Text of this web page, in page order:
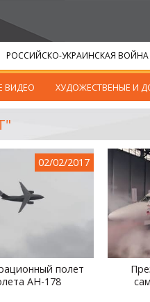
ВИДЕО ХУДОЖЕСТВЕНЫЕ И
РОССИЙСКО-УКРАИНСКАЯ ВОЙНА
02/02/2017
полет
АН-178